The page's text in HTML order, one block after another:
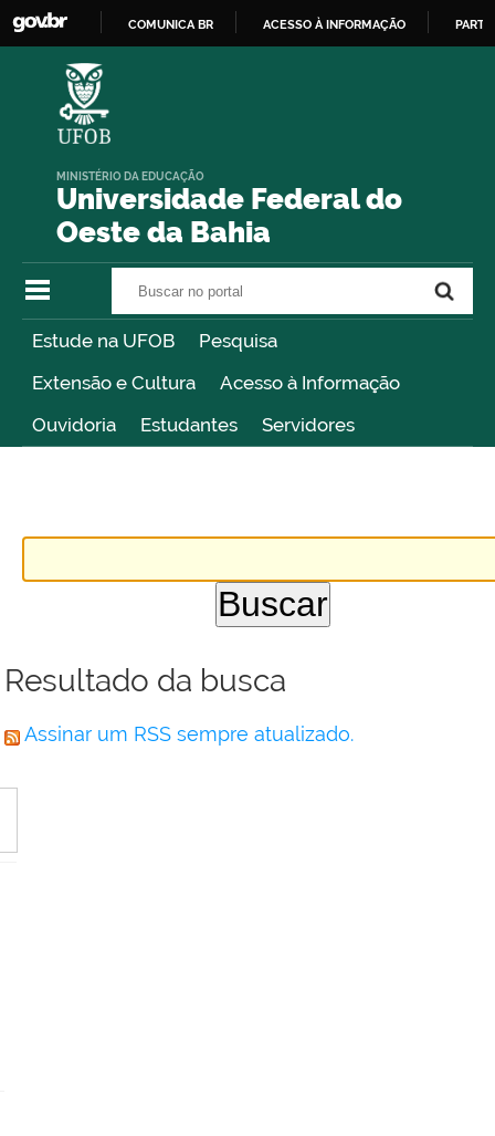
COMUNICA BR ACESSO À INFORMAÇÃO
Universidade Federal do
Oeste da Bahia
MINISTÉRIO DA EDUCAÇÃO
Estude na UFOB
Pesquisa
Extensão e Cultura
Acesso à Informação
Ouvidoria
Estudantes Servidores
Resultado da busca
Assinar um RSS sempre atualizado.